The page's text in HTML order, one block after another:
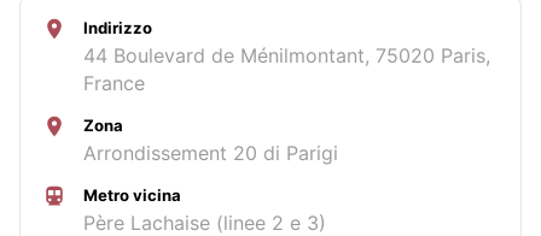
Indirizzo
44 Boulevard de Ménilmontant, 75020 Paris,
France
Zona
Arrondissement 20 di Parigi
Metro vicina
Père Lachaise (linee 2 e 3)